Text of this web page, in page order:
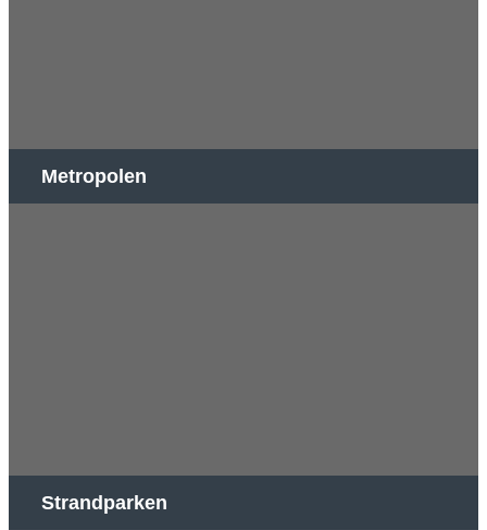
Metropolen
Strandparken